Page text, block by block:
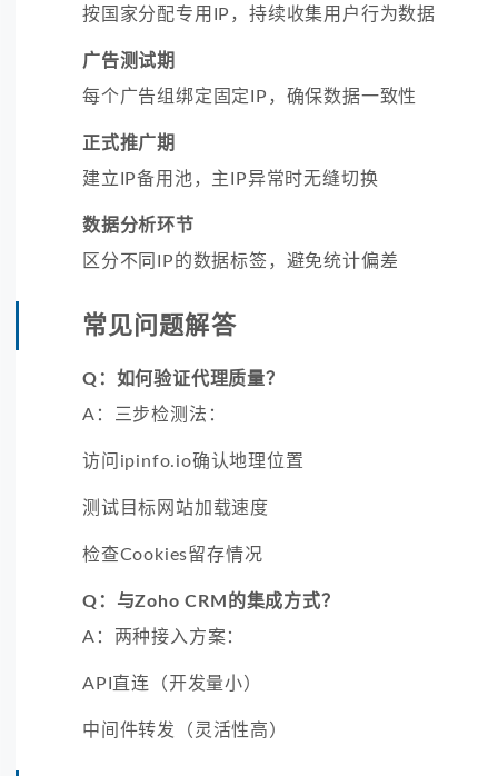
按国家分配专用IP，持续收集用户行为数据
广告测试期
每个广告组绑定固定IP，确保数据一致性
正式推广期
建立IP备用池，主IP异常时无缝切换
数据分析环节
区分不同IP的数据标签，避免统计偏差
常见问题解答
Q：如何验证代理质量？
A：三步检测法：
访问ipinfo.io确认地理位置
测试目标网站加载速度
检查Cookies留存情况
Q：与Zoho CRM的集成方式？
A：两种接入方案：
API直连（开发量小）
中间件转发（灵活性高）